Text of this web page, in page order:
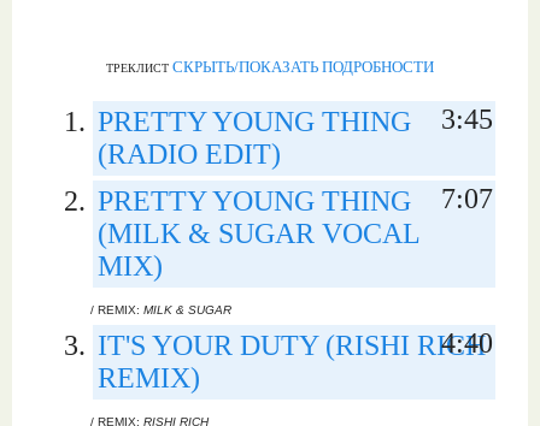
ТРЕКЛИСТ СКРЫТЬ/ПОКАЗАТЬ ПОДРОБНОСТИ
PRETTY YOUNG THING
(RADIO EDIT)
3:45
PRETTY YOUNG THING
(MILK & SUGAR VOCAL
MIX)
7:07
/ REMIX: MILK & SUGAR
IT'S YOUR DUTY (RISHI RICH
REMIX)
4:40
/ REMIX: RISHI RICH